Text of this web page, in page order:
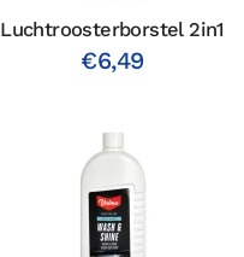
Luchtroosterborstel 2in1
€6,49